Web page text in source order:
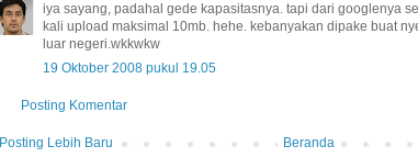
iya sayang, padahal gede kapasitasnya. tapi dari googlenya
kali upload maksimal 10mb. hehe. kebanyakan dipake buat
luar negeri.wkkwkw
19 Oktober 2008 pukul 19.05
Posting Komentar
Posting Lebih Baru Beranda